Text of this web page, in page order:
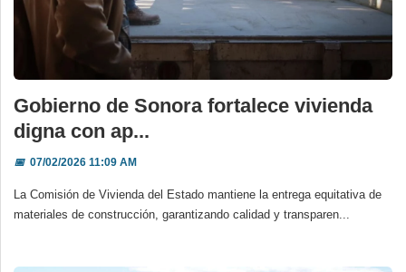
Gobierno de Sonora fortalece vivienda
digna con ap...
📅07/02/2026 11:09 AM
La Comisión de Vivienda del Estado mantiene la entrega equitativa de
materiales de construcción, garantizando calidad y transparen...